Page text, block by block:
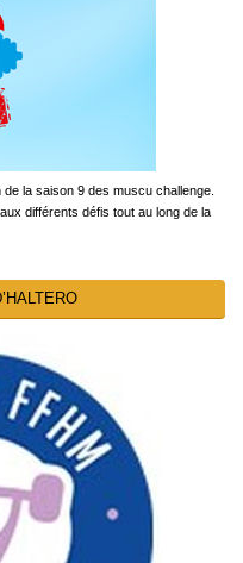
la saison 9 des muscu challenge.
différents défis tout au long de la